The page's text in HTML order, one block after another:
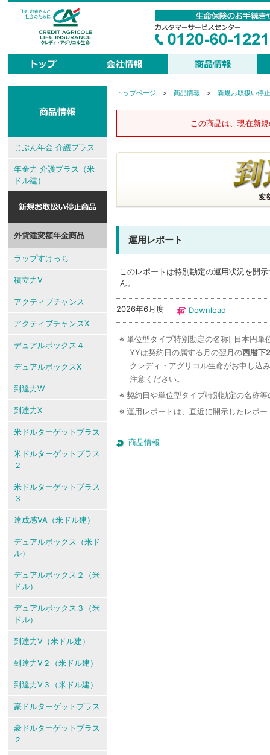
現
トップページ > 商品情報 > 新規お取扱い停
この商品は、現在新
運用レポート
このレポートは特別勘定の運用状況を開
ん。
2026年6月度 Download
※ 単位型タイプ特別勘定の名称[ 日本円単
YYは契約日の属する月の翌月の西暦下
クレディ・アグリコル生命がお申し込
注意ください。
※ 契約日や単位型タイプ特別勘定の名称
※ 運用レポートは、直近に開示したレポ
商品情報
じぶん年金 介護プラス
年金力 介護プラス（米
ドル建）
外貨建変額年金商品
ラップすけっち
積立力V
アクティブチャンス
アクティブチャンスX
デュアルボックス４
デュアルボックスX
到達力W
到達力X
米ドルターゲットプラス
米ドルターゲットプラス
２
米ドルターゲットプラス
３
達成感VA（米ドル建）
デュアルボックス（米ド
ル）
デュアルボックス２（米
ドル）
デュアルボックス３（米
ドル）
到達力V（米ドル建）
到達力V２（米ドル建）
到達力V３（米ドル建）
豪ドルターゲットプラス
豪ドルターゲットプラス
２